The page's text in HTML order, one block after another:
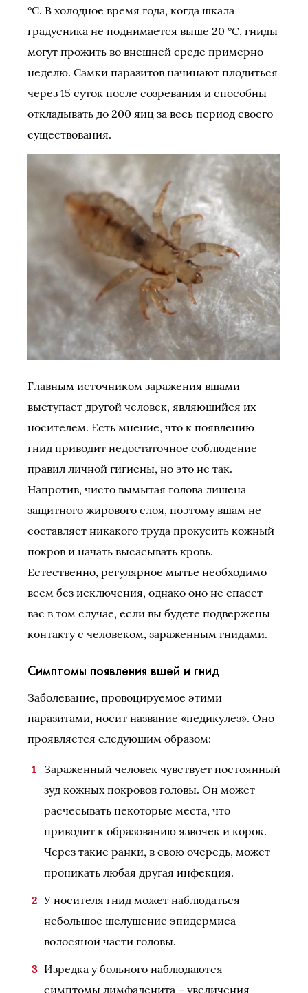
°C. В холодное время года, когда шкала
градусника не поднимается выше 20 °C, гниды
могут прожить во внешней среде примерно
неделю. Самки паразитов начинают плодиться
через 15 суток после созревания и способны
откладывать до 200 яиц за весь период своего
существования.
Главным источником заражения вшами
выступает другой человек, являющийся их
носителем. Есть мнение, что к появлению
гнид приводит недостаточное соблюдение
правил личной гигиены, но это не так.
Напротив, чисто вымытая голова лишена
защитного жирового слоя, поэтому вшам не
составляет никакого труда прокусить кожный
покров и начать высасывать кровь.
Естественно, регулярное мытье необходимо
всем без исключения, однако оно не спасет
вас в том случае, если вы будете подвержены
контакту с человеком, зараженным гнидами.
Симптомы появления вшей и гнид
Заболевание, провоцируемое этими
паразитами, носит название «педикулез». Оно
проявляется следующим образом:
Зараженный человек чувствует постоянный
зуд кожных покровов головы. Он может
расчесывать некоторые места, что
приводит к образованию язвочек и корок.
Через такие ранки, в свою очередь, может
проникать любая другая инфекция.
У носителя гнид может наблюдаться
небольшое шелушение эпидермиса
волосяной части головы.
Изредка у больного наблюдаются
симптомы лимфаденита – увеличения